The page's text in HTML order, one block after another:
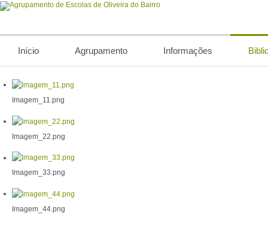
Início Agrupamento Informações
Imagem_11.png
Imagem_22.png
Imagem_33.png
Imagem_44.png